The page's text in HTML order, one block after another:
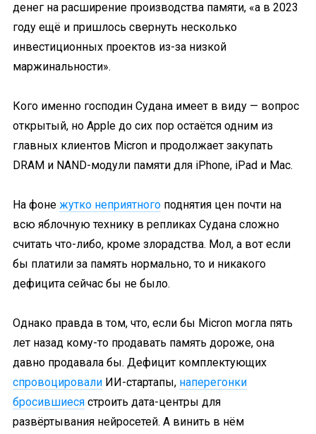
денег на расширение производства памяти, «а в 2023
году ещё и пришлось свернуть несколько
инвестиционных проектов из-за низкой
маржинальности».
Кого именно господин Судана имеет в виду — вопрос
открытый, но Apple до сих пор остаётся одним из
главных клиентов Micron и продолжает закупать
DRAM и NAND-модули памяти для iPhone, iPad и Mac.
На фоне жутко неприятного поднятия цен почти на
всю яблочную технику в репликах Судана сложно
считать что-либо, кроме злорадства. Мол, а вот если
бы платили за память нормально, то и никакого
дефицита сейчас бы не было.
Однако правда в том, что, если бы Micron могла пять
лет назад кому-то продавать память дороже, она
давно продавала бы. Дефицит комплектующих
спровоцировали ИИ-стартапы, наперегонки
бросившиеся строить дата-центры для
развёртывания нейросетей. А винить в нём